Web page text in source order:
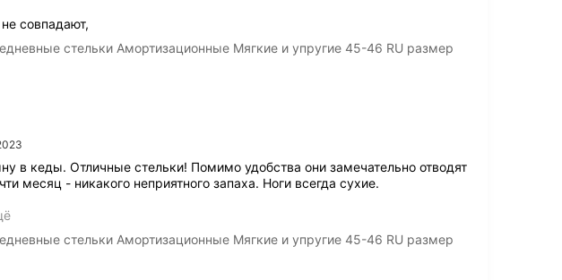
совпадают,
стельки Амортизационные Мягкие и упругие 45-46 RU размер
в кеды. Отличные стельки! Помимо удобства они замечательно отводят
месяц - никакого неприятного запаха. Ноги всегда сухие.
стельки Амортизационные Мягкие и упругие 45-46 RU размер